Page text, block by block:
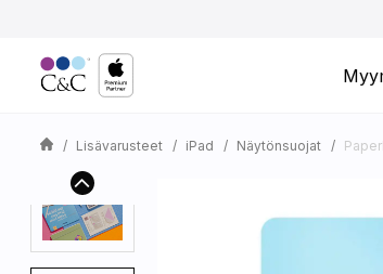
Lisävarusteet iPad Näytönsuojat